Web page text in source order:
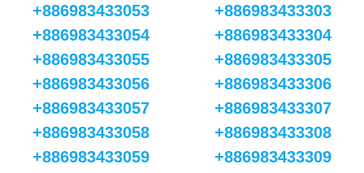
+886983433053
+886983433054
+886983433055
+886983433056
+886983433057
+886983433058
+886983433059
+886983433303
+886983433304
+886983433305
+886983433306
+886983433307
+886983433308
+886983433309